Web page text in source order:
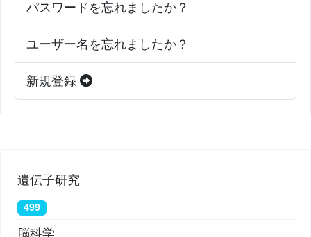
パスワードを忘れましたか？
ユーザー名を忘れましたか？
新規登録
遺伝子研究
499
脳科学